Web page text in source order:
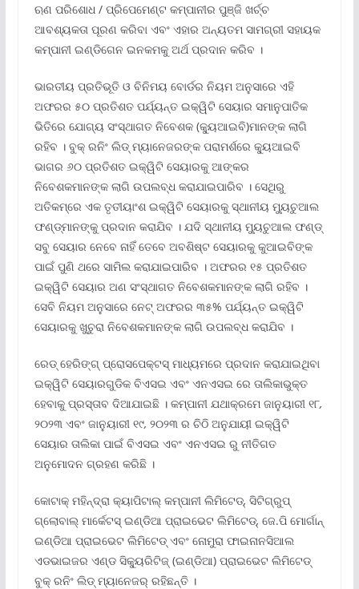
ଋଣ ପରିଶୋଧ / ପ୍ରିପେମେଣ୍ଟ କମ୍ପାନୀର ପୁଞ୍ଜି ଖର୍ଚ୍ଚ
ଆବଶ୍ୟକତା ପୂରଣ କରିବା ଏବଂ ଏହାର ଅନ୍ୟତମ ସାମଗ୍ରୀ ସହାୟକ
କମ୍ପାନୀ ଇଣ୍ଡିଗେନ ଇନକମକୁ ଅର୍ଥ ପ୍ରଦାନ କରିବ ।
ଭାରତୀୟ ପ୍ରତିଭୂତି ଓ ବିନିମୟ ବୋର୍ଡର ନିୟମ ଅନୁସାରେ ଏହି
ଅଫରର ୫୦ ପ୍ରତିଶତ ପର୍ଯ୍ୟନ୍ତ ଇକ୍ୱିଟି ସେୟାର ସମାନୁପାତିକ
ଭିତିରେ ଯୋଗ୍ୟ ସଂସ୍ଥାଗତ ନିବେଶକ (କ୍ୟୁଆଇବି)ମାନଙ୍କ ଲାଗି
ରହିବ । ବୁକ୍ ରନିଂ ଲିଡ୍ ମ୍ୟାନେଜରଙ୍କ ପରାମର୍ଶରେ କ୍ୟୁଆଇବି
ଭାଗର ୬୦ ପ୍ରତିଶତ ଇକ୍ୱିଟି ସେୟାରକୁ ଆଙ୍କର
ନିବେଶକମାନଙ୍କ ଲାଗି ଉପଲବ୍ଧ କରାଯାଇପାରିବ । ସେଥିରୁ
ଅତିକମ୍‌ରେ ଏକ ତୃତୀୟାଂଶ ଇକ୍ୱିଟି ସେୟାରକୁ ସ୍ଥାନୀୟ ମ୍ୟୁଚୁଆଲ
ଫଣ୍ଡ୍‌ମାନଙ୍କୁ ପ୍ରଦାନ କରାଯିବ । ଯଦି ସ୍ଥାନୀୟ ମ୍ୟୁଚୁଆଲ ଫଣ୍ଡ୍
ସବୁ ସେୟାର ନେବେ ନାହିଁ ତେବେ ଅବଶିଷ୍ଟ ସେୟାରକୁ କୁଆଇବିଙ୍କ
ପାଇଁ ପୁଣି ଥରେ ସାମିଲ କରାଯାଇପାରିବ । ଅଫରର ୧୫ ପ୍ରତିଶତ
ଇକ୍ୱିଟି ସେୟାର ଅଣ ସଂସ୍ଥାଗତ ନିବେଶକମାନଙ୍କ ଲାଗି ରହିବ ।
ସେବି ନିୟମ ଅନୁସାରେ ନେଟ୍ ଅଫରର ୩୫% ପର୍ଯ୍ୟନ୍ତ ଇକ୍ୱିଟି
ସେୟାରକୁ ଖୁଚୁରା ନିବେଶକମାନଙ୍କ ଲାଗି ଉପଲବ୍ଧ କରାଯିବ ।
ରେଡ୍ ହେରିଙ୍ଗ୍ ପ୍ରୋସପେକ୍ଟସ୍ ମାଧ୍ୟମରେ ପ୍ରଦାନ କରାଯାଇଥିବା
ଇକ୍ୱିଟି ସେୟାରଗୁଡିକ ବିଏସଇ ଏବଂ ଏନଏସଇ ରେ ତାଲିକାଭୁକ୍ତ
ହେବାକୁ ପ୍ରସ୍ତାବ ଦିଆଯାଇଛି । କମ୍ପାନୀ ଯଥାକ୍ରମେ ଜାନୁୟାରୀ ୧୮,
୨୦୨୩ ଏବଂ ଜାନୁୟାରୀ ୧୯, ୨୦୨୩ ର ଚିଠି ଅନୁଯାୟୀ ଇକ୍ୱିଟି
ସେୟାର ତାଲିକା ପାଇଁ ବିଏସଇ ଏବଂ ଏନଏସଇ ରୁ ନୀତିଗତ
ଅନୁମୋଦନ ଗ୍ରହଣ କରିଛି ।
କୋଟାକ୍ ମହିନ୍ଦ୍ରା କ୍ୟାପିଟାଲ୍ କମ୍ପାନୀ ଲିମିଟେଡ୍‌, ସିଟିଗ୍ରୁପ୍
ଗ୍ଲୋବାଲ୍ ମାର୍କେଟସ୍ ଇଣ୍ଡିଆ ପ୍ରାଇଭେଟ ଲିମିଟେଡ୍‌, ଜେ.ପି ମୋର୍ଗାନ୍
ଇଣ୍ଡିଆ ପ୍ରାଇଭେଟ ଲିମିଟେଡ୍ ଏବଂ ନୋମୁରା ଫାଇନାନସିଆଲ
ଏଡଭାଇଜର ଏଣ୍ଡ ସିକ୍ୟୁରିଟିଜ୍ (ଇଣ୍ଡିଆ) ପ୍ରାଇଭେଟ ଲିମିଟେଡ୍
ବୁକ୍ ରନିଂ ଲିଡ୍ ମ୍ୟାନେଜର୍ ରହିଛନ୍ତି ।